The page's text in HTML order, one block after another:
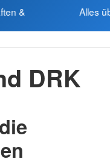
&
Alles
DRK